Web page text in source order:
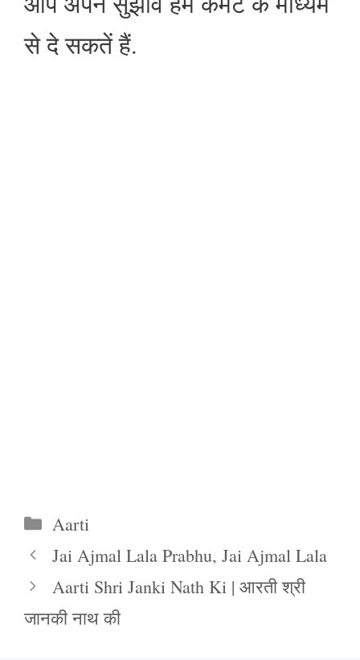
से दे सकतें हैं.
Categories
Aarti
Jai Ajmal Lala Prabhu, Jai Ajmal Lala
Aarti Shri Janki Nath Ki | आरती श्री
जानकी नाथ की